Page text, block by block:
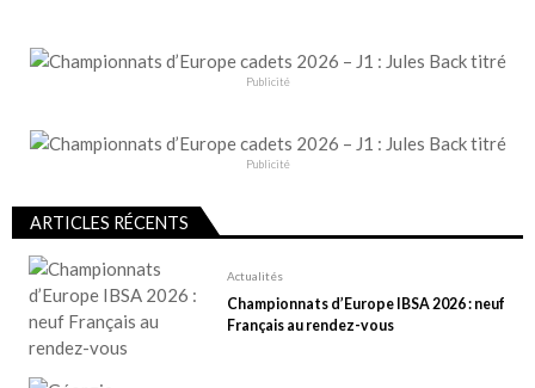
Publicité
Publicité
ARTICLES RÉCENTS
Actualités
Championnats d’Europe IBSA 2026 : neuf
Français au rendez-vous